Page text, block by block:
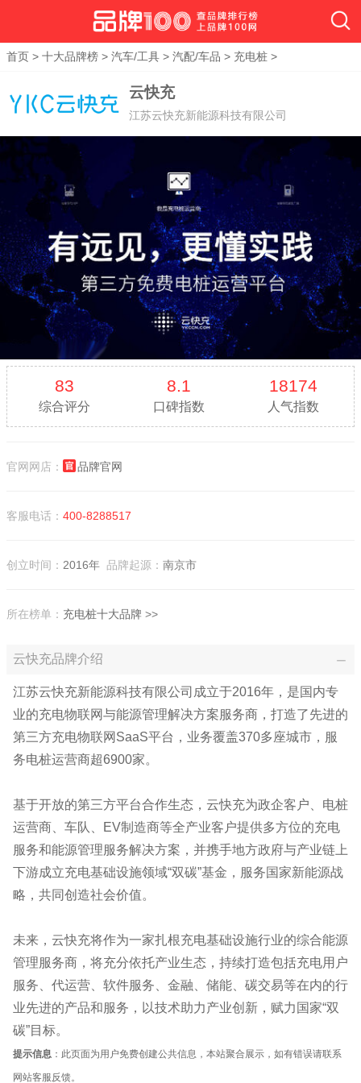
首页 > 十大品牌榜 > 汽车/工具 > 汽配/车品 > 充电桩 >
云快充
江苏云快充新能源科技有限公司
83
综合评分
8.1
口碑指数
18174
人气指数
官网网店： 品牌官网
客服电话： 400-8288517
创立时间： 2016年 品牌起源： 南京市
所在榜单： 充电桩十大品牌 >>
云快充品牌介绍
江苏云快充新能源科技有限公司成立于2016年，是国内专
业的充电物联网与能源管理解决方案服务商，打造了先进的
第三方充电物联网SaaS平台，业务覆盖370多座城市，服
务电桩运营商超6900家。
基于开放的第三方平台合作生态，云快充为政企客户、电桩
运营商、车队、EV制造商等全产业客户提供多方位的充电
服务和能源管理服务解决方案，并携手地方政府与产业链上
下游成立充电基础设施领域“双碳”基金，服务国家新能源战
略，共同创造社会价值。
未来，云快充将作为一家扎根充电基础设施行业的综合能源
管理服务商，将充分依托产业生态，持续打造包括充电用户
服务、代运营、软件服务、金融、储能、碳交易等在内的行
业先进的产品和服务，以技术助力产业创新，赋力国家“双
碳”目标。
提示信息 ：此页面为用户免费创建公共信息，本站聚合展示，如有错误请联系
网站客服反馈。